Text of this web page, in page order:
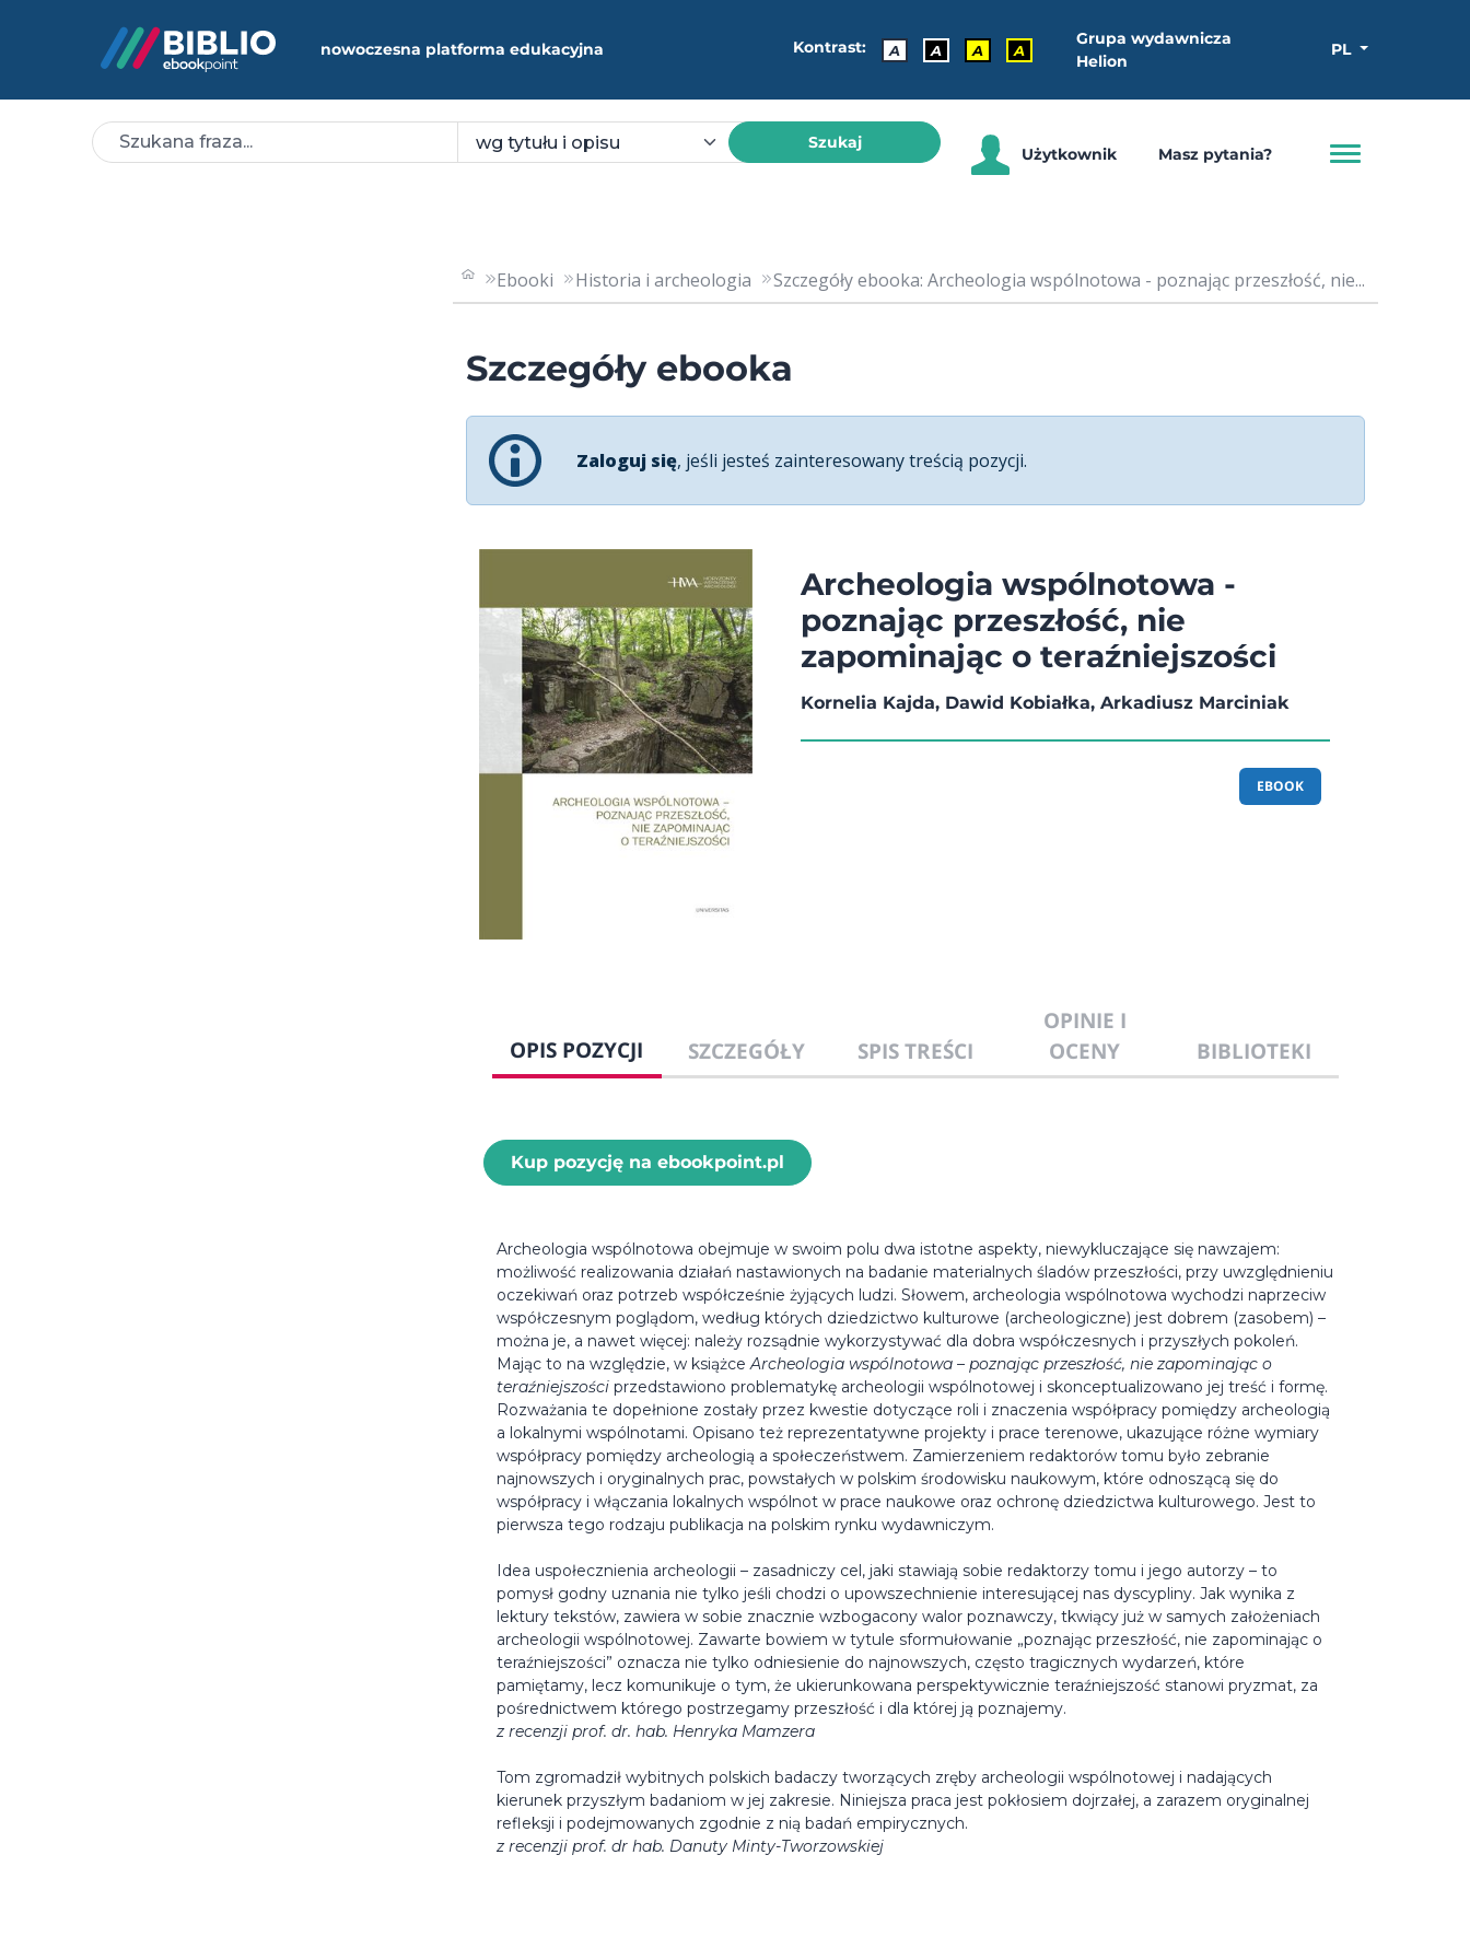
nowoczesna platforma edukacyjna Kontrast: A A A A
Grupa wydawnicza
Helion
PL
Szukaj
Użytkownik Masz pytania?
Ebooki Historia i archeologia Szczegóły ebooka: Archeologia wspólnotowa - poznając przeszłość, nie...
Szczegóły ebooka
Zaloguj się, jeśli jesteś zainteresowany treścią pozycji.
Archeologia wspólnotowa -
poznając przeszłość, nie
zapominając o teraźniejszości
Kornelia Kajda, Dawid Kobiałka, Arkadiusz Marciniak
EBOOK
OPIS POZYCJI SZCZEGÓŁY SPIS TREŚCI
OPINIE I
OCENY
BIBLIOTEKI
Kup pozycję na ebookpoint.pl
Archeologia wspólnotowa obejmuje w swoim polu dwa istotne aspekty, niewykluczające się nawzajem:
możliwość realizowania działań nastawionych na badanie materialnych śladów przeszłości, przy uwzględnieniu
oczekiwań oraz potrzeb współcześnie żyjących ludzi. Słowem, archeologia wspólnotowa wychodzi naprzeciw
współczesnym poglądom, według których dziedzictwo kulturowe (archeologiczne) jest dobrem (zasobem) –
można je, a nawet więcej: należy rozsądnie wykorzystywać dla dobra współczesnych i przyszłych pokoleń.
Mając to na względzie, w książce Archeologia wspólnotowa – poznając przeszłość, nie zapominając o
teraźniejszości przedstawiono problematykę archeologii wspólnotowej i skonceptualizowano jej treść i formę.
Rozważania te dopełnione zostały przez kwestie dotyczące roli i znaczenia współpracy pomiędzy archeologią
a lokalnymi wspólnotami. Opisano też reprezentatywne projekty i prace terenowe, ukazujące różne wymiary
współpracy pomiędzy archeologią a społeczeństwem. Zamierzeniem redaktorów tomu było zebranie
najnowszych i oryginalnych prac, powstałych w polskim środowisku naukowym, które odnoszącą się do
współpracy i włączania lokalnych wspólnot w prace naukowe oraz ochronę dziedzictwa kulturowego. Jest to
pierwsza tego rodzaju publikacja na polskim rynku wydawniczym.
Idea uspołecznienia archeologii – zasadniczy cel, jaki stawiają sobie redaktorzy tomu i jego autorzy – to
pomysł godny uznania nie tylko jeśli chodzi o upowszechnienie interesującej nas dyscypliny. Jak wynika z
lektury tekstów, zawiera w sobie znacznie wzbogacony walor poznawczy, tkwiący już w samych założeniach
archeologii wspólnotowej. Zawarte bowiem w tytule sformułowanie „poznając przeszłość, nie zapominając o
teraźniejszości” oznacza nie tylko odniesienie do najnowszych, często tragicznych wydarzeń, które
pamiętamy, lecz komunikuje o tym, że ukierunkowana perspektywicznie teraźniejszość stanowi pryzmat, za
pośrednictwem którego postrzegamy przeszłość i dla której ją poznajemy.
z recenzji prof. dr. hab. Henryka Mamzera
Tom zgromadził wybitnych polskich badaczy tworzących zręby archeologii wspólnotowej i nadających
kierunek przyszłym badaniom w jej zakresie. Niniejsza praca jest pokłosiem dojrzałej, a zarazem oryginalnej
refleksji i podejmowanych zgodnie z nią badań empirycznych.
z recenzji prof. dr hab. Danuty Minty-Tworzowskiej